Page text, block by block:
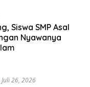
Siswa SMP Asal
Nyawanya
Juli 26, 2026